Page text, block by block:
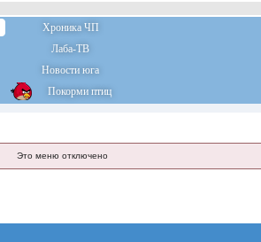
Хроника ЧП
Лаба-ТВ
Новости юга
Покорми птиц
Это меню отключено